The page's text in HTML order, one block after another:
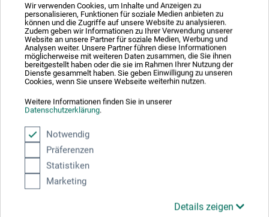
Wir verwenden Cookies, um Inhalte und Anzeigen zu
personalisieren, Funktionen für soziale Medien anbieten zu
können und die Zugriffe auf unsere Website zu analysieren.
Zudem geben wir Informationen zu Ihrer Verwendung unserer
Website an unsere Partner für soziale Medien, Werbung und
Analysen weiter. Unsere Partner führen diese Informationen
möglicherweise mit weiteren Daten zusammen, die Sie ihnen
bereitgestellt haben oder die sie im Rahmen Ihrer Nutzung der
Dienste gesammelt haben. Sie geben Einwilligung zu unseren
Cookies, wenn Sie unsere Webseite weiterhin nutzen.
Weitere Informationen finden Sie in unserer
Datenschutzerklärung.
Notwendig
Präferenzen
Statistiken
Marketing
Details zeigen
Gelbbraun 14
Ockergelb